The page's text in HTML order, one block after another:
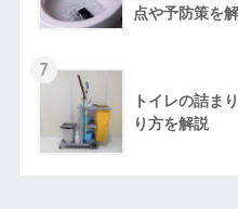
点や予防策を
7
トイレの詰ま
り方を解説